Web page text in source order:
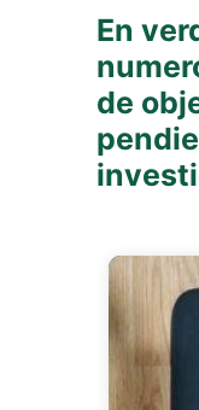
En
de